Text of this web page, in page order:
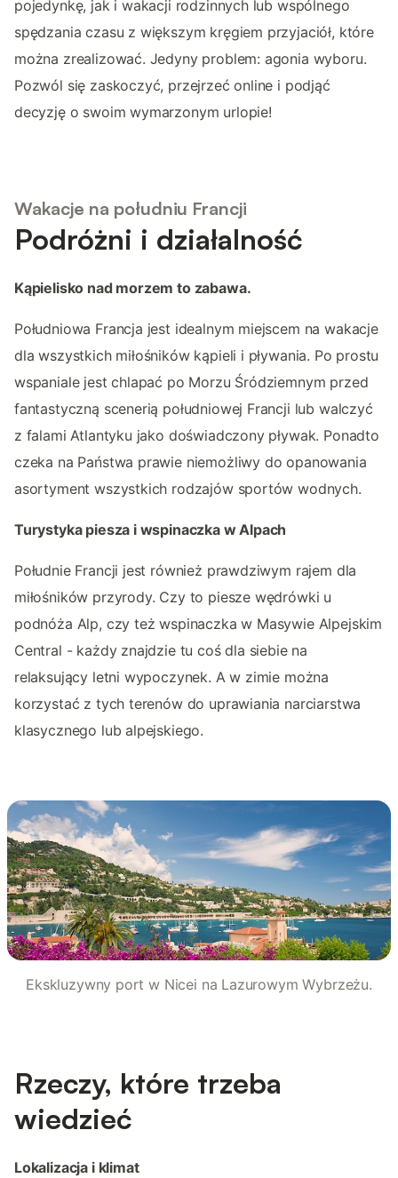
pojedynkę, jak i wakacji rodzinnych lub wspólnego
spędzania czasu z większym kręgiem przyjaciół, które
można zrealizować. Jedyny problem: agonia wyboru.
Pozwól się zaskoczyć, przejrzeć online i podjąć
decyzję o swoim wymarzonym urlopie!
Wakacje na południu Francji
Podróżni i działalność
Kąpielisko nad morzem to zabawa.
Południowa Francja jest idealnym miejscem na wakacje
dla wszystkich miłośników kąpieli i pływania. Po prostu
wspaniale jest chlapać po Morzu Śródziemnym przed
fantastyczną scenerią południowej Francji lub walczyć
z falami Atlantyku jako doświadczony pływak. Ponadto
czeka na Państwa prawie niemożliwy do opanowania
asortyment wszystkich rodzajów sportów wodnych.
Turystyka piesza i wspinaczka w Alpach
Południe Francji jest również prawdziwym rajem dla
miłośników przyrody. Czy to piesze wędrówki u
podnóża Alp, czy też wspinaczka w Masywie Alpejskim
Central - każdy znajdzie tu coś dla siebie na
relaksujący letni wypoczynek. A w zimie można
korzystać z tych terenów do uprawiania narciarstwa
klasycznego lub alpejskiego.
Ekskluzywny port w Nicei na Lazurowym Wybrzeżu.
Rzeczy, które trzeba
wiedzieć
Lokalizacja i klimat